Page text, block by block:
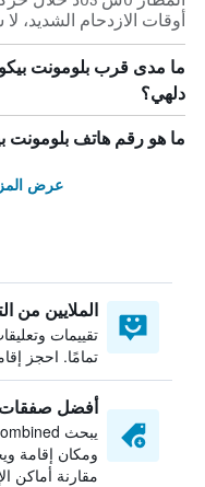
أوقات الازدحام الشديد،
ما مدى قرب بلومونت
دلهي؟
ما هو رقم هاتف بلومونت
عرض
الملايين من
تقييمات
تمامًا. احجز
أفضل صفقات
ومكان إقامة
مقارنة أماكن